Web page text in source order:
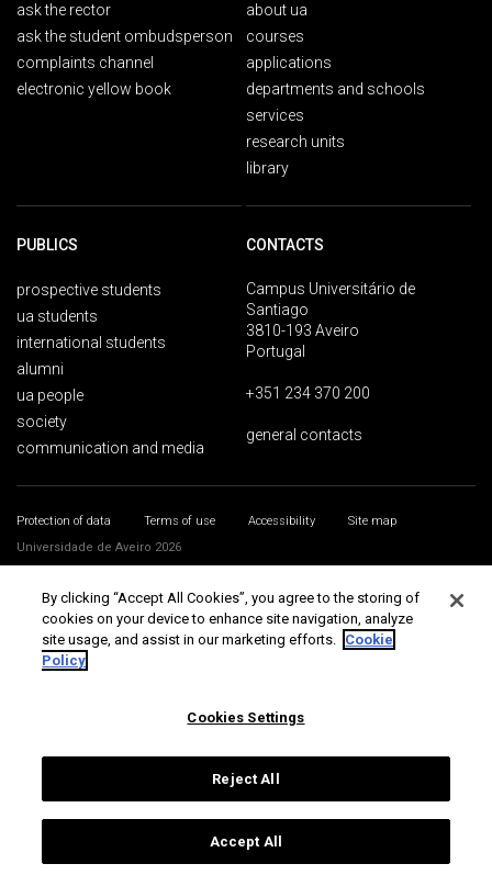
ask the rector
ask the student ombudsperson
complaints channel
electronic yellow book
about ua
courses
applications
departments and schools
services
research units
library
PUBLICS
prospective students
ua students
international students
alumni
ua people
society
communication and media
CONTACTS
Campus Universitário de
Santiago
3810-193 Aveiro
Portugal
+351 234 370 200
general contacts
Protection of data Terms of use Accessibility
Site map
Universidade de Aveiro 2026
By clicking “Accept All Cookies”, you agree to the storing of
cookies on your device to enhance site navigation, analyze
site usage, and assist in our marketing efforts. Cookie
Policy
Cookies Settings
Reject All
Accept All